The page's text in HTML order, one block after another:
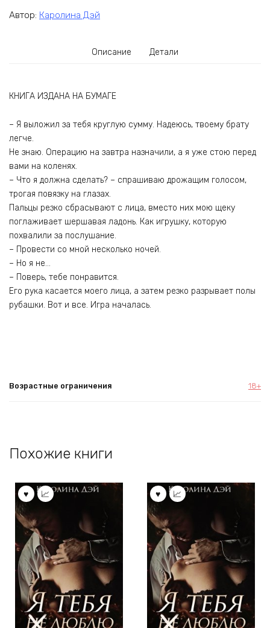
Автор: Каролина Дэй
Описание Детали
КНИГА ИЗДАНА НА БУМАГЕ
– Я выложил за тебя круглую сумму. Надеюсь, твоему брату
легче.
Не знаю. Операцию на завтра назначили, а я уже стою перед
вами на коленях.
– Что я должна сделать? – спрашиваю дрожащим голосом,
трогая повязку на глазах.
Пальцы резко сбрасывают с лица, вместо них мою щеку
поглаживает шершавая ладонь. Как игрушку, которую
похвалили за послушание.
– Провести со мной несколько ночей.
– Но я не…
– Поверь, тебе понравится.
Его рука касается моего лица, а затем резко разрывает полы
рубашки. Вот и все. Игра началась.
Возрастные ограничения 18+
Похожие книги